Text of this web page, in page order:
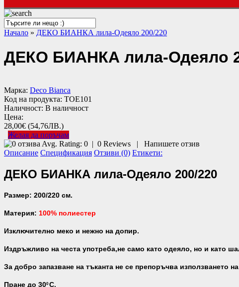
Начало » ДЕКО БИАНКА лила-Одеяло 200/220
ДЕКО БИАНКА лила-Одеяло
Марка: Deco Bianca
Код на продукта: TOE101
Наличност: В наличност
Цена:
28,00€ (54,76ЛВ.)
Желая да поръчам
Avg. Rating: 0 | 0 Reviews | Напишете отзив
Описание Спецификация Отзиви (0) Етикети:
ДЕКО БИАНКА лила-Одеяло 200/220
Размер: 200/220 см.
Материя: 100% полиестер
Изключително меко и нежно на допир.
Издръжливo на честа употреба,не само като одеяло, но и като
За добро запазване на тъканта не се препоръчва използването
Пране до 300 С.